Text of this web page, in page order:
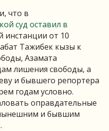
что в
суд оставил в
инстанции от 10
Тажибек кызы к
Азамата
лишения свободы, а
и бывшего репортера
годам условно.
оправдательные
и бывшим